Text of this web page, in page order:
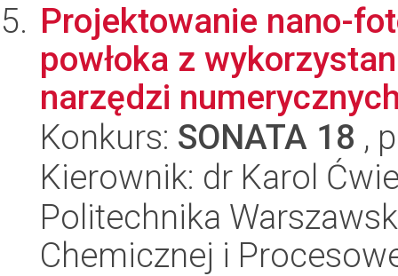
Projektowanie nano-
powłoka z
narzędzi
Konkurs: SONATA 18 ,
Kierownik: dr Karol
Politechnika
Chemicznej i